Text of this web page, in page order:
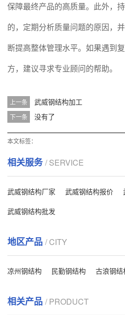
保障最终产品的高质量。此外，
的，定期分析质量问题的原因，
断提高整体管理水平。如果遇到
方，建议寻求专业顾问的帮助。
上一条 武威钢结构加工
下一条 没有了
本文标签：
相关服务/ SERVICE
武威钢结构厂家 武威钢结构报价
武威钢结构批发
地区产品 / CITY
凉州钢结构 民勤钢结构 古浪钢结
相关产品 / PRODUCT